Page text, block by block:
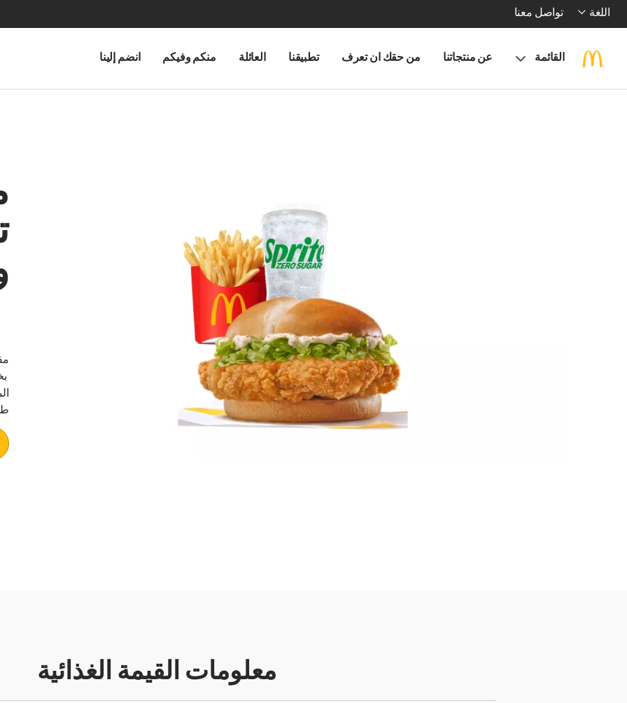
اللغة تواصل معنا
القائمة عن منتجاتنا من حقك ان تعرف تطبيقنا العائلة منكم وفيكم انضم إلينا
معلومات القيمة الغذائية